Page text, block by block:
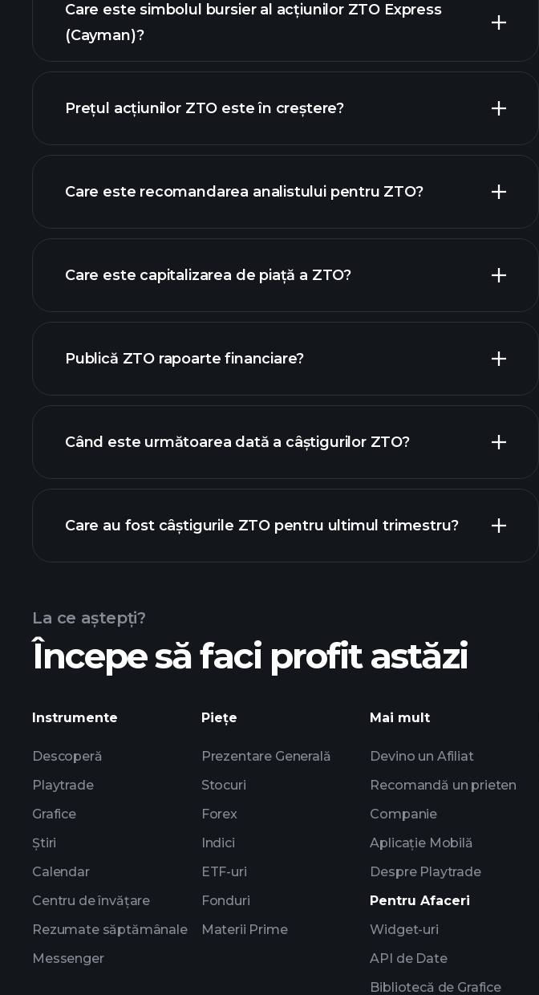
graficul avansat
Care este simbolul bursier al acțiunilor ZTO Express
(Cayman)?
Prețul acțiunilor ZTO este în creștere?
Care este recomandarea analistului pentru ZTO?
Care este capitalizarea de piață a ZTO?
lista noastră de acțiuni
Publică ZTO rapoarte financiare?
finanțele ZTO
Când este următoarea dată a câștigurilor ZTO?
Care au fost câștigurile ZTO pentru ultimul trimestru?
La ce aștepți?
Începe să faci profit astăzi
Instrumente
Descoperă
Playtrade
Grafice
Știri
Calendar
Centru de învățare
Rezumate săptămânale
Messenger
Piețe
Prezentare Generală
Stocuri
Forex
Indici
ETF-uri
Fonduri
Materii Prime
Mai mult
Devino un Afiliat
Recomandă un prieten
Companie
Aplicație Mobilă
Despre Playtrade
Pentru Afaceri
Widget-uri
API de Date
Bibliotecă de Grafice